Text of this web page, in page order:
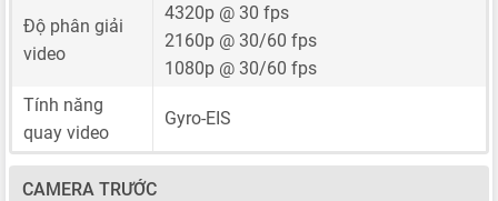
Độ phân giải
video
4320p @ 30 fps
2160p @ 30/60 fps
1080p @ 30/60 fps
Tính năng
quay video
Gyro-EIS
CAMERA TRƯỚC